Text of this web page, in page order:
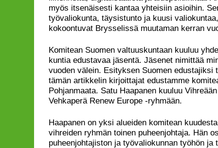
myös itsenäisesti kantaa yhteisiin asioihin.
työvaliokunta, täysistunto ja kuusi
kokoontuvat Brysselissä muutaman kerran
Komitean Suomen valtuuskuntaan kuuluu
kuntia edustavaa jäsentä. Jäsenet nimittää
vuoden välein. Esityksen Suomen edustajiksi
tämän artikkelin kirjoittajat edustamme
Pohjanmaata. Satu Haapanen kuuluu
Vehkaperä Renew Europe -ryhmään.
Haapanen on yksi alueiden komitean
vihreiden ryhmän toinen puheenjohtaja. Hän
puheenjohtajiston ja työvaliokunnan työhön ja